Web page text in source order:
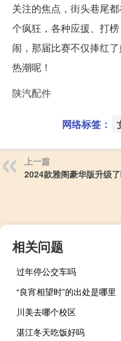
关注的焦点，街头巷尾
个疯狂，各种应援、打
闹，那届比赛不仅捧红
热潮呢！
陕汽配件
网络标签：
上一篇
2024款雅阁豪华版升级
相关问题
过年停公交车吗
“良宵相望时”的出处是哪里
川美去哪个校区
湛江冬天吃饭好吗